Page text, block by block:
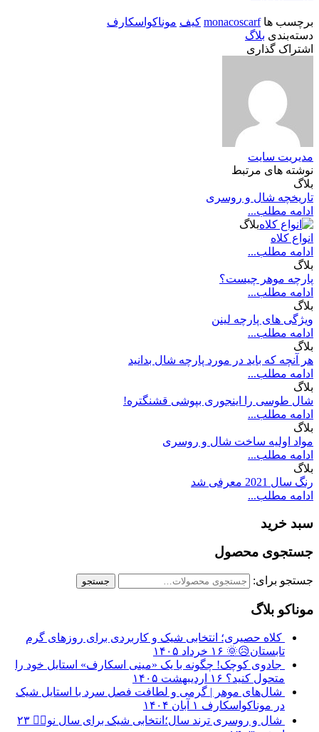
برچسب هاmonacoscarf کیف موناکواسکارف
دسته‌بندی بلاگ
اشتراک گذاری
مدیریت سایت
نوشته های مرتبط
بلاگ
تاریخچه شال و روسری
ادامه مطلب...
بلاگ
انواع کلاه
ادامه مطلب...
بلاگ
پارچه موهر چیست؟
ادامه مطلب...
بلاگ
ویژگی های پارچه لینن
ادامه مطلب...
بلاگ
هر آنچه که باید در مورد پارچه شال بدانید
ادامه مطلب...
بلاگ
شال طوسی را اینجوری بپوشی قشنگتره!
ادامه مطلب...
بلاگ
مواد اولیه ساخت شال و روسری
ادامه مطلب...
بلاگ
رنگ سال 2021 معرفی شد
ادامه مطلب...
سبد خرید
جستجوی محصول
جستجو برای: جستجو
موناکو بلاگ
کلاه حصیری؛ انتخابی شیک و کاربردی برای روزهای گرم
تابستان😥🌞 ۱۶ خرداد ۱۴۰۵
جادوی کوچک! چگونه با یک «مینی اسکارف» استایل خود را
متحول کنید؟ ۱۶ اردیبهشت ۱۴۰۵
شال‌های موهر | گرمی و لطافت فصل سرد با استایل شیک
در موناکواسکارف ۱ آبان ۱۴۰۴
شال و روسری ترند سال؛انتخابی شیک برای سال نو❤️‍🔥 ۲۳